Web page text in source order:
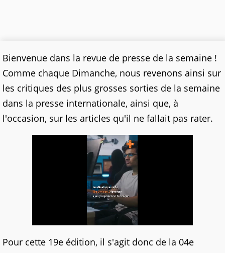
Bienvenue dans la revue de presse de la semaine !
Comme chaque Dimanche, nous revenons ainsi sur
les critiques des plus grosses sorties de la semaine
dans la presse internationale, ainsi que, à
l'occasion, sur les articles qu'il ne fallait pas rater.
Pour cette 19e édition, il s'agit donc de la 04e